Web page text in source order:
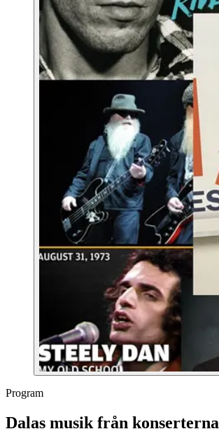
Program
Dalas musik från konserterna